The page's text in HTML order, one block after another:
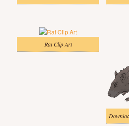
Rat Clip Art